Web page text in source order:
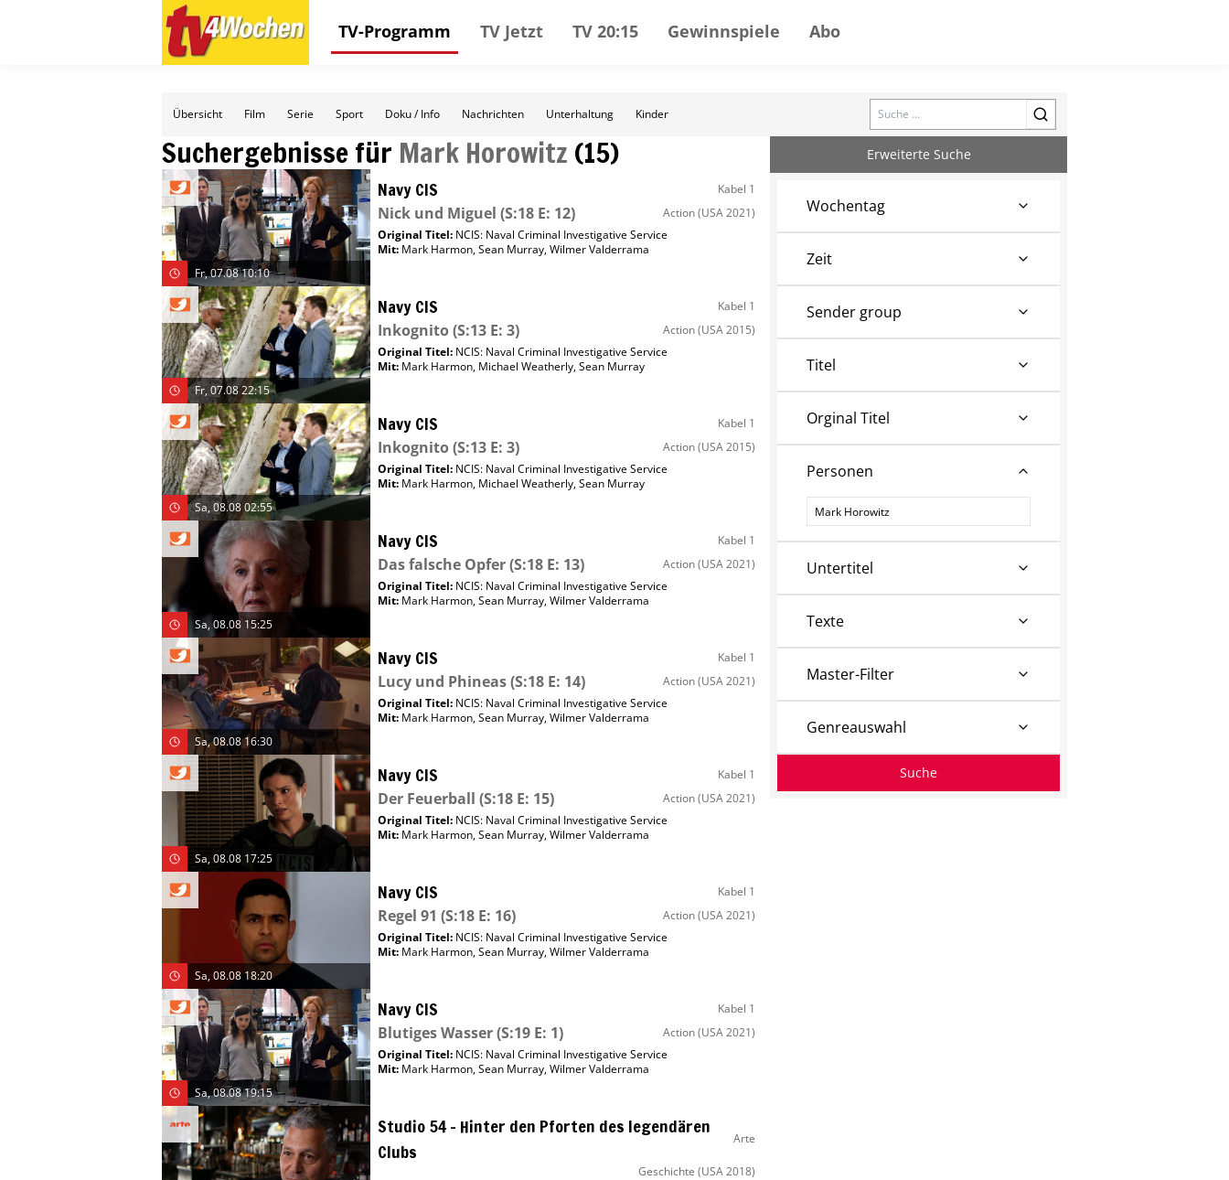
TV-Programm TV Jetzt TV 20:15 Gewinnspiele Abo
Übersicht Film Serie Sport Doku / Info Nachrichten Unterhaltung Kinder Search
Suchergebnisse für Mark Horowitz (15)
Fr, 07.08 10:10
Navy CIS Kabel 1
Nick und Miguel (S:18 E: 12) Action(USA 2021)
Original Titel: NCIS: Naval Criminal Investigative Service
Mit: Mark Harmon,Sean Murray,Wilmer Valderrama
Fr, 07.08 22:15
Navy CIS Kabel 1
Inkognito(S:13 E: 3) Action(USA 2015)
Original Titel: NCIS: Naval Criminal Investigative Service
Mit: Mark Harmon, Michael Weatherly,Sean Murray
Sa, 08.08 02:55
Navy CIS Kabel 1
Inkognito(S:13 E: 3) Action(USA 2015)
Original Titel: NCIS: Naval Criminal Investigative Service
Mit: Mark Harmon, Michael Weatherly,Sean Murray
Sa, 08.08 15:25
Navy CIS Kabel 1
Das falsche Opfer(S:18 E: 13) Action(USA 2021)
Original Titel: NCIS: Naval Criminal Investigative Service
Mit: Mark Harmon,Sean Murray,Wilmer Valderrama
Sa, 08.08 16:30
Navy CIS Kabel 1
Lucy und Phineas(S:18 E: 14) Action(USA 2021)
Original Titel: NCIS: Naval Criminal Investigative Service
Mit: Mark Harmon,Sean Murray,Wilmer Valderrama
Sa, 08.08 17:25
Navy CIS Kabel 1
Der Feuerball (S:18 E: 15) Action(USA 2021)
Original Titel: NCIS: Naval Criminal Investigative Service
Mit: Mark Harmon,Sean Murray,Wilmer Valderrama
Sa, 08.08 18:20
Navy CIS Kabel 1
Regel 91 (S:18 E: 16) Action(USA 2021)
Original Titel: NCIS: Naval Criminal Investigative Service
Mit: Mark Harmon,Sean Murray,Wilmer Valderrama
Sa, 08.08 19:15
Navy CIS Kabel 1
Blutiges Wasser(S:19 E: 1) Action(USA 2021)
Original Titel: NCIS: Naval Criminal Investigative Service
Mit: Mark Harmon,Sean Murray,Wilmer Valderrama
Studio 54 – Hinter den Pforten des legendären
Clubs
Arte
Geschichte (USA 2018)
Erweiterte Suche
Wochentag
Zeit
Sender group
Titel
Orginal Titel
Personen
Personen
Untertitel
Texte
Master-Filter
Genreauswahl
Suche